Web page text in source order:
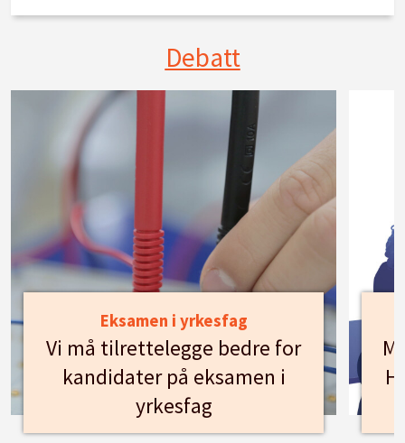
Debatt
Eksamen i yrkesfag
Vi må tilrettelegge bedre for
kandidater på eksamen i
yrkesfag